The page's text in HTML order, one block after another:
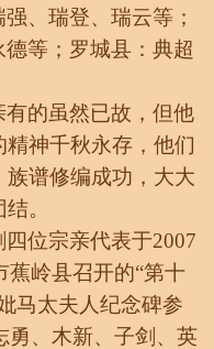
、瑞登、瑞云等；
等；罗城县：典超
的虽然已故，但他
神千秋永存，他们
谱修编成功，大大
。
位宗亲代表于2007
蕉岭县召开的“第十
马太夫人纪念碑参
勇、木新、子剑、英